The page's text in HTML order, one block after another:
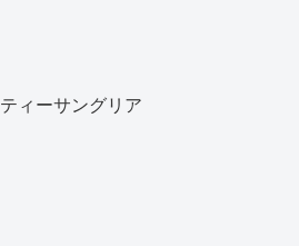
ティーサングリア